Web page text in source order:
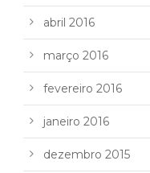
abril 2016
março 2016
fevereiro 2016
janeiro 2016
dezembro 2015